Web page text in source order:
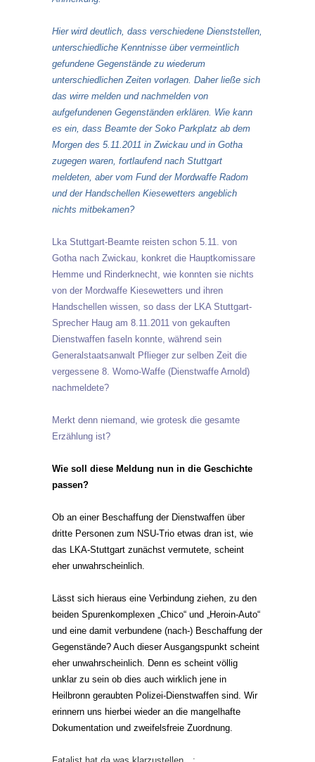
Hier wird deutlich, dass verschiedene Dienststellen,
unterschiedliche Kenntnisse über vermeintlich
gefundene Gegenstände zu wiederum
unterschiedlichen Zeiten vorlagen. Daher ließe sich
das wirre melden und nachmelden von
aufgefundenen Gegenständen erklären. Wie kann
es ein, dass Beamte der Soko Parkplatz ab dem
Morgen des 5.11.2011 in Zwickau und in Gotha
zugegen waren, fortlaufend nach Stuttgart
meldeten, aber vom Fund der Mordwaffe Radom
und der Handschellen Kiesewetters angeblich
nichts mitbekamen?
Lka Stuttgart-Beamte reisten schon 5.11. von
Gotha nach Zwickau, konkret die Hauptkomissare
Hemme und Rinderknecht, wie konnten sie nichts
von der Mordwaffe Kiesewetters und ihren
Handschellen wissen, so dass der LKA Stuttgart-
Sprecher Haug am 8.11.2011 von gekauften
Dienstwaffen faseln konnte, während sein
Generalstaatsanwalt Pflieger zur selben Zeit die
vergessene 8. Womo-Waffe (Dienstwaffe Arnold)
nachmeldete?
Merkt denn niemand, wie grotesk die gesamte
Erzählung ist?
Wie soll diese Meldung nun in die Geschichte
passen?
Ob an einer Beschaffung der Dienstwaffen über
dritte Personen zum NSU-Trio etwas dran ist, wie
das LKA-Stuttgart zunächst vermutete, scheint
eher unwahrscheinlich.
Lässt sich hieraus eine Verbindung ziehen, zu den
beiden Spurenkomplexen „Chico“ und „Heroin-Auto“
und eine damit verbundene (nach-) Beschaffung der
Gegenstände? Auch dieser Ausgangspunkt scheint
eher unwahrscheinlich. Denn es scheint völlig
unklar zu sein ob dies auch wirklich jene in
Heilbronn geraubten Polizei-Dienstwaffen sind. Wir
erinnern uns hierbei wieder an die mangelhafte
Dokumentation und zweifelsfreie Zuordnung.